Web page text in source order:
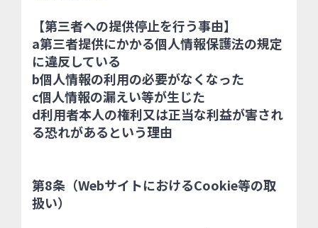
【第三者への提供停止を行う事由】
a第三者提供にかかる個人情報保護法の規定
に違反している
b個人情報の利用の必要がなくなった
c個人情報の漏えい等が生じた
d利用者本人の権利又は正当な利益が害され
る恐れがあるという理由
第8条（WebサイトにおけるCookie等の取
扱い）